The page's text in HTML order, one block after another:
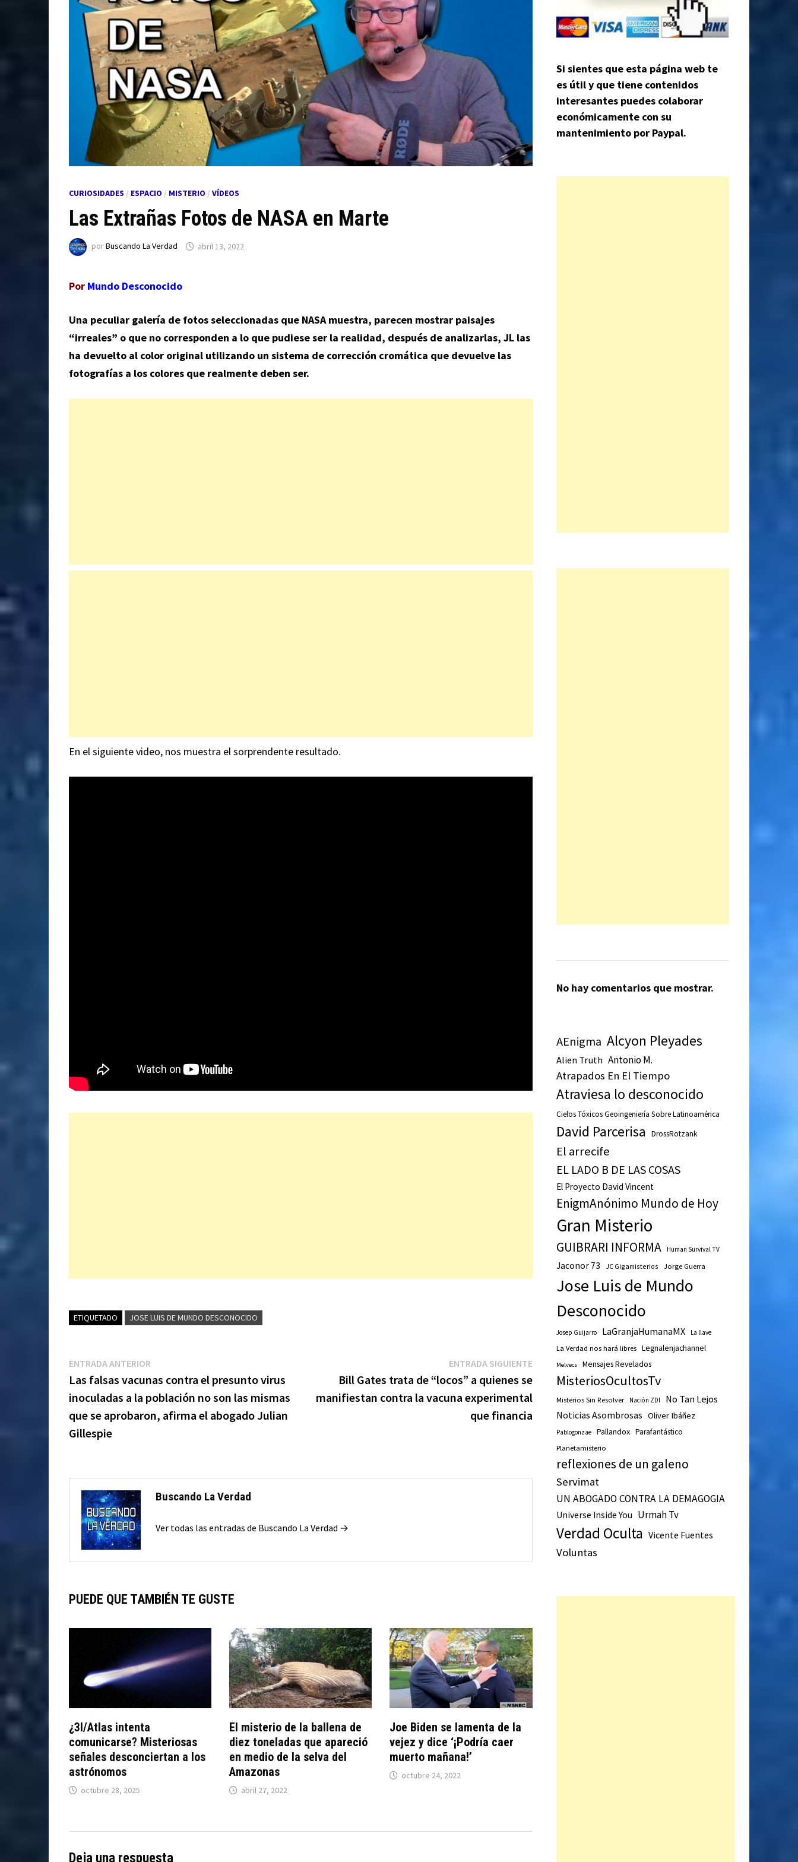
CURIOSIDADES / ESPACIO / MISTERIO / VÍDEOS
Las Extrañas Fotos de NASA en Marte
porBuscando La Verdad abril 13, 2022
Por Mundo Desconocido
Una peculiar galería de fotos seleccionadas que NASA muestra, parecen mostrar paisajes
“irreales” o que no corresponden a lo que pudiese ser la realidad, después de analizarlas, JL las
ha devuelto al color original utilizando un sistema de corrección cromática que devuelve las
fotografías a los colores que realmente deben ser.
En el siguiente video, nos muestra el sorprendente resultado.
ETIQUETADO JOSE LUIS DE MUNDO DESCONOCIDO
Navegación
de
entradas
ENTRADA ANTERIOREntrada
anterior:
Las falsas vacunas contra el presunto virus
inoculadas a la población no son las mismas
que se aprobaron, afirma el abogado Julian
Gillespie
ENTRADA SIGUIENTEEntrada
siguiente:
Bill Gates trata de “locos” a quienes se
manifiestan contra la vacuna experimental
que financia
Buscando La Verdad
Ver todas las entradas de Buscando La Verdad →
PUEDE QUE TAMBIÉN TE GUSTE
¿3I/Atlas intenta
comunicarse? Misteriosas
señales desconciertan a los
astrónomos
octubre 28, 2025
El misterio de la ballena de
diez toneladas que apareció
en medio de la selva del
Amazonas
abril 27, 2022
Joe Biden se lamenta de la
vejez y dice ‘¡Podría caer
muerto mañana!’
octubre 24, 2022
Deja una respuesta
Si sientes que esta página web te
es útil y que tiene contenidos
interesantes puedes colaborar
económicamente con su
mantenimiento por Paypal.
No hay comentarios que mostrar.
AEnigma Alcyon Pleyades
Alien Truth Antonio M.
Atrapados En El Tiempo
Atraviesa lo desconocido
Cielos Tóxicos Geoingeniería Sobre Latinoamérica
David Parcerisa DrossRotzank
El arrecife
EL LADO B DE LAS COSAS
El Proyecto David Vincent
EnigmAnónimo Mundo de Hoy
Gran Misterio
GUIBRARI INFORMA Human Survival TV
Jaconor 73 JC Gigamisterios Jorge Guerra
Jose Luis de Mundo
Desconocido
Josep Guijarro LaGranjaHumanaMX La llave
La Verdad nos hará libres Legnalenjachannel
Melvecs Mensajes Revelados
MisteriosOcultosTv
Misterios Sin Resolver Nación ZDI No Tan Lejos
Noticias Asombrosas Oliver Ibáñez
Pablogonzae Pallandox Parafantástico
Planetamisterio
reflexiones de un galeno
Servimat
UN ABOGADO CONTRA LA DEMAGOGIA
Universe Inside You Urmah Tv
Verdad Oculta Vicente Fuentes
Voluntas